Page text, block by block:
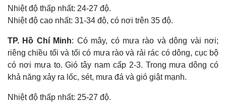
Nhiệt độ thấp nhất: 24-27 độ.
Nhiệt độ cao nhất: 31-34 độ, có nơi trên 35 độ.
TP. Hồ Chí Minh: Có mây, có mưa rào và dông vài nơi;
riêng chiều tối và tối có mưa rào và rải rác có dông, cục bộ
có nơi mưa to. Gió tây nam cấp 2-3. Trong mưa dông có
khả năng xảy ra lốc, sét, mưa đá và gió giật mạnh.
Nhiệt độ thấp nhất: 25-27 độ.